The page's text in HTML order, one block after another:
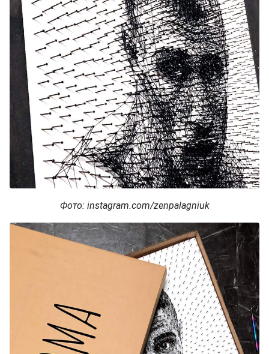
Фото: instagram.com/zenpalagniuk